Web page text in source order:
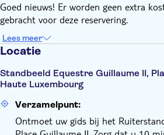
Goed nieuws! Er worden geen extra
gebracht voor deze reservering.
Lees meer
Locatie
Standbeeld Equestre Guillaume II,
Haute Luxembourg
Verzamelpunt:
Ontmoet uw gids bij het